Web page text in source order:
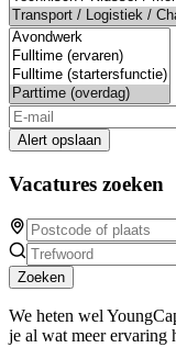
Alert opslaan
Vacatures zoeken
Zoeken
We heten wel
je al wat meer ervaring